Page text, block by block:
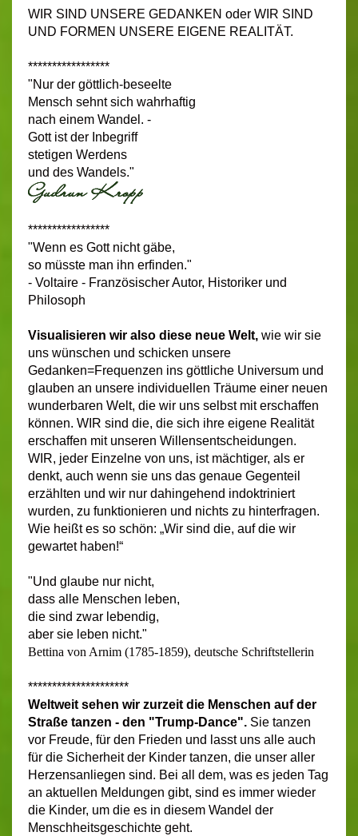
WIR SIND UNSERE GEDANKEN oder WIR SIND
UND FORMEN UNSERE EIGENE REALITÄT.
*****************
"Nur der göttlich-beseelte
Mensch sehnt sich wahrhaftig
nach einem Wandel. -
Gott ist der Inbegriff
stetigen Werdens
und des Wandels."
*****************
"Wenn es Gott nicht gäbe,
so müsste man ihn erfinden."
- Voltaire - Französischer Autor, Historiker und
Philosoph
Visualisieren wir also diese neue Welt, wie wir sie
uns wünschen und schicken unsere
Gedanken=Frequenzen ins göttliche Universum und
glauben an unsere individuellen Träume einer neuen
wunderbaren Welt, die wir uns selbst mit erschaffen
können. WIR sind die, die sich ihre eigene Realität
erschaffen mit unseren Willensentscheidungen.
WIR, jeder Einzelne von uns, ist mächtiger, als er
denkt, auch wenn sie uns das genaue Gegenteil
erzählten und wir nur dahingehend indoktriniert
wurden, zu funktionieren und nichts zu hinterfragen.
Wie heißt es so schön: „Wir sind die, auf die wir
gewartet haben!“
"Und glaube nur nicht,
dass alle Menschen leben,
die sind zwar lebendig,
aber sie leben nicht."
Bettina von Arnim (1785-1859), deutsche Schriftstellerin
*********************
Weltweit sehen wir zurzeit die Menschen auf der
Straße tanzen - den "Trump-Dance". Sie tanzen
vor Freude, für den Frieden und lasst uns alle auch
für die Sicherheit der Kinder tanzen, die unser aller
Herzensanliegen sind. Bei all dem, was es jeden Tag
an aktuellen Meldungen gibt, sind es immer wieder
die Kinder, um die es in diesem Wandel der
Menschheitsgeschichte geht.